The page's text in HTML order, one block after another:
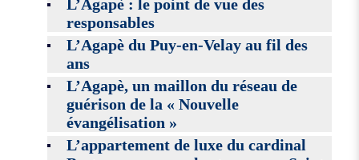
L’Agapè : le point de vue des
responsables
L’Agapè du Puy-en-Velay au fil des
ans
L’Agapè, un maillon du réseau de
guérison de la « Nouvelle
évangélisation »
L’appartement de luxe du cardinal